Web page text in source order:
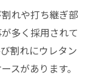
れや打ち継ぎ部
多く採用されて
割れにウレタン
スがあります。